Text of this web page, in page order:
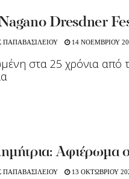
Dresdner
ΠΑΠΑΒΑΣΙΛΕΙΟΥ 14 ΝΟΕΜΒΡΙΟΥ
στα 25 χρόνια από
Αφιέρωμα
ΠΑΠΑΒΑΣΙΛΕΙΟΥ 13 ΟΚΤΩΒΡΙΟΥ